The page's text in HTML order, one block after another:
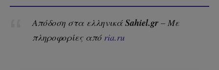
Απόδοση στα ελληνικάSahiel.gr – Με
πληροφορίες από ria.ru